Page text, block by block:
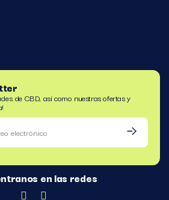
de CBD, así como nuestras ofertas y
en las redes